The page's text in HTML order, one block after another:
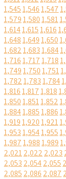
1,5451,5461,547
1,5791,5801,581
1,6141,6151,616
1,6481,6491,650
1,6821,6831,684
1,7161,7171,718
1,7491,7501,751
1,7821,7831,784
1,8161,8171,818
1,8501,8511,852
1,8841,8851,886
1,9191,9201,921
1,9531,9541,955
1,9871,9881,989
2,0212,022 2,023
2,053 2,0542,055
2,085 2,086 2,087